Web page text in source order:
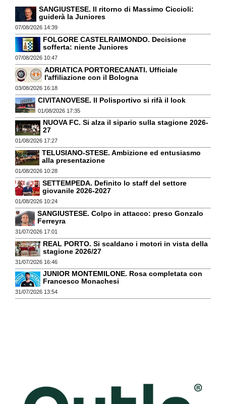
SANGIUSTESE. Il ritorno di Massimo Ciccioli:
guiderà la Juniores
07/08/2026 14:39
FOLGORE CASTELRAIMONDO. Decisione
sofferta: niente Juniores
07/08/2026 10:47
ADRIATICA PORTORECANATI. Ufficiale
l'affiliazione con il Bologna
03/08/2026 16:18
CIVITANOVESE. Il Polisportivo si rifà il look
01/08/2026 17:35
NUOVA FC. Si alza il sipario sulla stagione 2026-
27
01/08/2026 17:27
TELUSIANO-STESE. Ambizione ed entusiasmo
alla presentazione
01/08/2026 10:28
SETTEMPEDA. Definito lo staff del settore
giovanile 2026-2027
01/08/2026 10:24
SANGIUSTESE. Colpo in attacco: preso Gonzalo
Ferreyra
31/07/2026 17:01
REAL PORTO. Si scaldano i motori in vista della
stagione 2026/27
31/07/2026 16:46
JUNIOR MONTEMILONE. Rosa completata con
Francesco Monachesi
31/07/2026 13:54